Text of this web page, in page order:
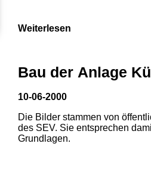
6
Weiterlesen
Bau der Anlage
10-06-2000
Die Bilder stammen von
des SEV. Sie entsprechen
Grundlagen.